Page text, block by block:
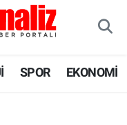
SPOR EKONOMİ